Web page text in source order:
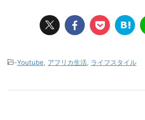
-Youtube アフリカ生活 ライフスタイル